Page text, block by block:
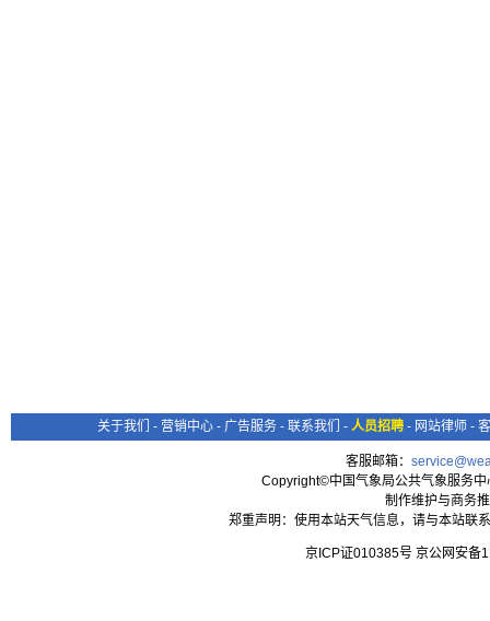
关于我们 - 营销中心 - 广告服务 - 联系我们 - 人员招聘 - 网站律师 -
客服邮箱：
Copyright©中国气象局公共气象服务
制作维护与商务
郑重声明：使用本站天气信息，请与本站联
京ICP证010385号 京公网安备